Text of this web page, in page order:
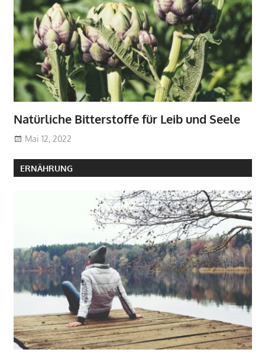
Natürliche Bitterstoffe für Leib und Seele
Mai 12, 2022
ERNÄHRUNG